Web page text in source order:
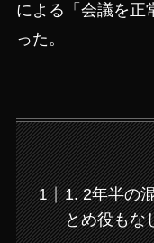
による「会議を正
った。
1. 2年半の
とめ役もな